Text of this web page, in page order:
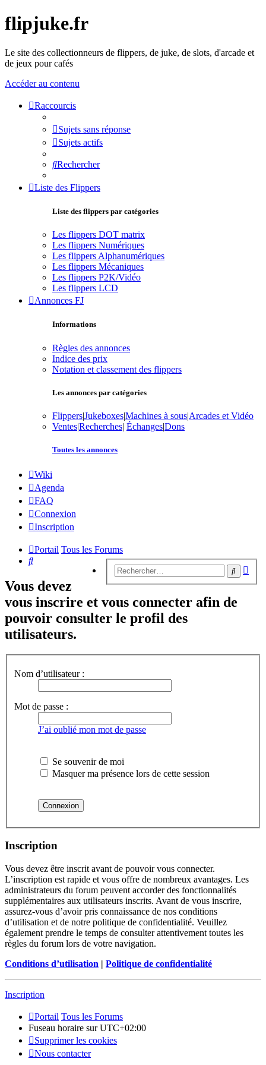
flipjuke.fr
Le site des collectionneurs de flippers, de juke, de slots, d'arcade et
de jeux pour cafés
Accéder au contenu
Raccourcis
Sujets sans réponse
Sujets actifs
Rechercher
Liste des Flippers
Liste des flippers par catégories
Les flippers DOT matrix
Les flippers Numériques
Les flippers Alphanumériques
Les flippers Mécaniques
Les flippers P2K/Vidéo
Les flippers LCD
Annonces FJ
Informations
Règles des annonces
Indice des prix
Notation et classement des flippers
Les annonces par catégories
Flippers|Jukeboxes|Machines à sous|Arcades et Vidéo
Ventes|Recherches| Échanges|Dons
Toutes les annonces
Wiki
Agenda
FAQ
Connexion
Inscription
Portail Tous les Forums
Rechercher
Vous devez
vous inscrire et vous connecter afin de
pouvoir consulter le profil des
utilisateurs.
Nom d’utilisateur :
Mot de passe :
J’ai oublié mon mot de passe
Se souvenir de moi
Masquer ma présence lors de cette session
Inscription
Vous devez être inscrit avant de pouvoir vous connecter.
L’inscription est rapide et vous offre de nombreux avantages. Les
administrateurs du forum peuvent accorder des fonctionnalités
supplémentaires aux utilisateurs inscrits. Avant de vous inscrire,
assurez-vous d’avoir pris connaissance de nos conditions
d’utilisation et de notre politique de confidentialité. Veuillez
également prendre le temps de consulter attentivement toutes les
règles du forum lors de votre navigation.
Conditions d’utilisation | Politique de confidentialité
Inscription
Portail Tous les Forums
Fuseau horaire surUTC+02:00
Supprimer les cookies
Nous contacter